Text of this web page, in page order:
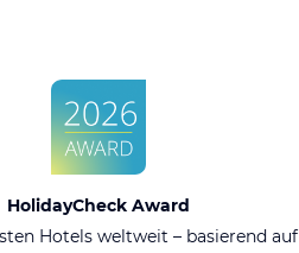
HolidayCheck Award
Hotels weltweit – basierend auf